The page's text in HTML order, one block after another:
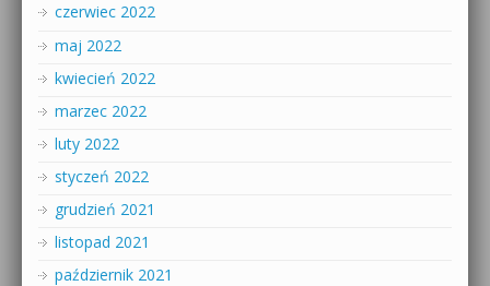
czerwiec 2022
maj 2022
kwiecień 2022
marzec 2022
luty 2022
styczeń 2022
grudzień 2021
listopad 2021
październik 2021